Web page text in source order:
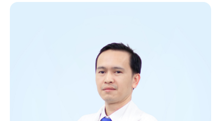
Thuận Mỹ